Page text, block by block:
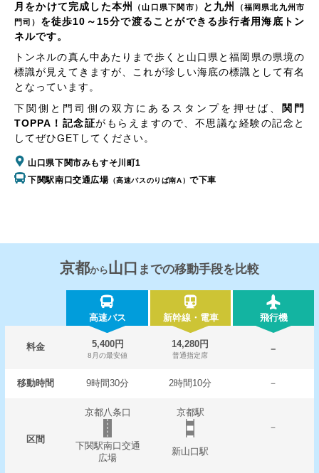
月をかけて完成した本州 （山口県下関市） と九州
（福岡県北九州市
門司）
を徒歩10～15分で渡ることができる歩行者用海底トン
ネルです。
トンネルの真ん中あたりまで歩くと山口県と福岡県の県境の
標識が見えてきますが、これが珍しい海底の標識として有名
となっています。
下関側と門司側の双方にあるスタンプを押せば、
関門
TOPPA！記念証がもらえますので、不思議な経験の記念と
してぜひGETしてください。
山口県下関市みもすそ川町1
下関駅南口交通広場 （高速バスのりば南A）で下車
京都から山口 までの移動手段を比較
高速バス 新幹線・電車 飛行機
料金 5,400円
8月の最安値
14,280円
普通指定席
－
移動時間 9時間30分 2時間10分 －
区間
京都八条口
京都駅
－
下関駅南口交通
広場
新山口駅